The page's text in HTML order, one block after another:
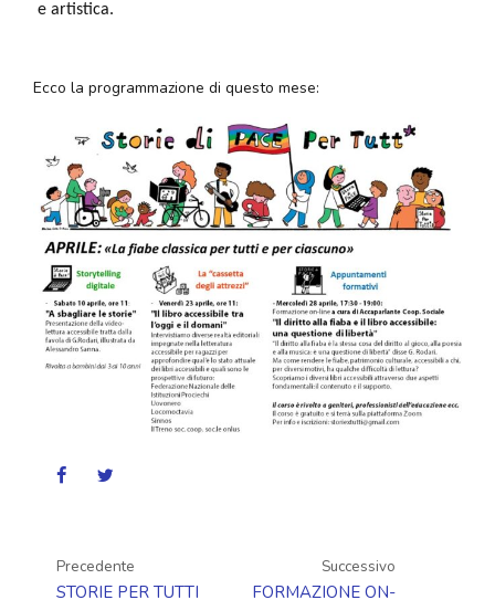
e artistica.
Ecco la programmazione di questo mese:
Precedente
STORIE PER TUTTI
Successivo
FORMAZIONE ON-